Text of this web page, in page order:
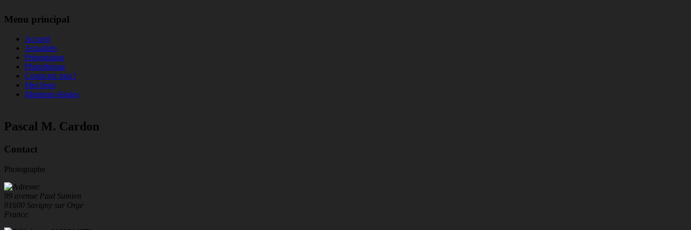
Menu principal
Accueil
Actualités
Présentation
Photothèque
Contactez moi !
Mes liens
Mentions légales
Pascal M. Cardon
Contact
Photographe
99 avenue Paul Sumien
91600 Savigny sur Orge
France